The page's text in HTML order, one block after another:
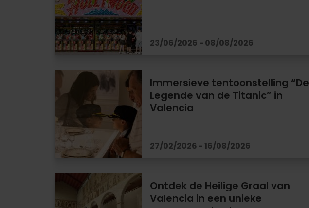
23/06/2026 - 08/08/2026
Immersieve tentoonstelling “De
Legende van de Titanic” in
Valencia
27/02/2026 - 16/08/2026
Ontdek de Heilige Graal van
Valencia in een unieke